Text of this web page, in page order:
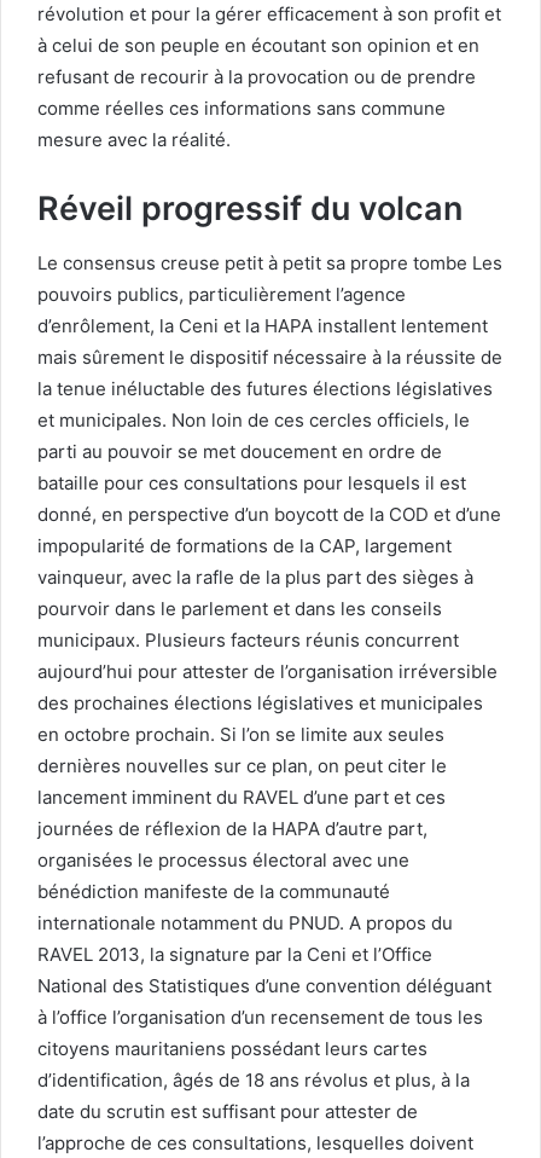
révolution et pour la gérer efficacement à son profit et
à celui de son peuple en écoutant son opinion et en
refusant de recourir à la provocation ou de prendre
comme réelles ces informations sans commune
mesure avec la réalité.
Réveil progressif du volcan
Le consensus creuse petit à petit sa propre tombe Les
pouvoirs publics, particulièrement l’agence
d’enrôlement, la Ceni et la HAPA installent lentement
mais sûrement le dispositif nécessaire à la réussite de
la tenue inéluctable des futures élections législatives
et municipales. Non loin de ces cercles officiels, le
parti au pouvoir se met doucement en ordre de
bataille pour ces consultations pour lesquels il est
donné, en perspective d’un boycott de la COD et d’une
impopularité de formations de la CAP, largement
vainqueur, avec la rafle de la plus part des sièges à
pourvoir dans le parlement et dans les conseils
municipaux. Plusieurs facteurs réunis concurrent
aujourd’hui pour attester de l’organisation irréversible
des prochaines élections législatives et municipales
en octobre prochain. Si l’on se limite aux seules
dernières nouvelles sur ce plan, on peut citer le
lancement imminent du RAVEL d’une part et ces
journées de réflexion de la HAPA d’autre part,
organisées le processus électoral avec une
bénédiction manifeste de la communauté
internationale notamment du PNUD. A propos du
RAVEL 2013, la signature par la Ceni et l’Office
National des Statistiques d’une convention déléguant
à l’office l’organisation d’un recensement de tous les
citoyens mauritaniens possédant leurs cartes
d’identification, âgés de 18 ans révolus et plus, à la
date du scrutin est suffisant pour attester de
l’approche de ces consultations, lesquelles doivent